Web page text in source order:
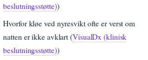
beslutningsstøtte))
Hvorfor kløe ved nyresvikt ofte er verst om
natten er ikke avklart (VisualDx (klinisk
beslutningsstøtte))